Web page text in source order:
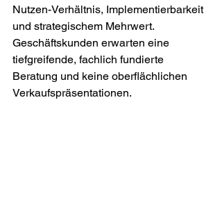
Nutzen-Verhältnis, Implementierbarkeit
und strategischem Mehrwert.
Geschäftskunden erwarten eine
tiefgreifende, fachlich fundierte
Beratung und keine oberflächlichen
Verkaufspräsentationen.